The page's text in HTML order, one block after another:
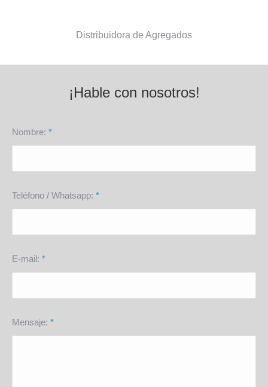
Distribuidora de Agregados
¡Hable con nosotros!
Nombre: *
Teléfono / Whatsapp: *
E-mail: *
Mensaje: *